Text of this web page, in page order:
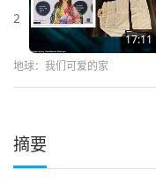
2
17:11
地球：我们可爱的家
摘要